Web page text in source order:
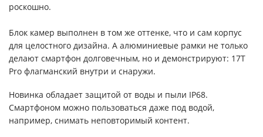
роскошно.
Блок камер выполнен в том же оттенке, что и сам корпус
для целостного дизайна. А алюминиевые рамки не только
делают смартфон долговечным, но и демонстрируют: 17T
Pro флагманский внутри и снаружи.
Новинка обладает защитой от воды и пыли IP68.
Смартфоном можно пользоваться даже под водой,
например, снимать неповторимый контент.